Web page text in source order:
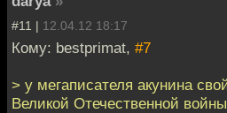
#11 | 12.04.12 18:17
Кому: bestprimat, #7
> у мегаписателя акунина
Великой Отечественной войны